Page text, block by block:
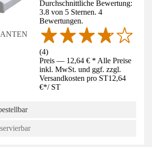
Durchschnittliche Bewertung:
3.8 von 5 Sternen. 4
Bewertungen.
(4)
Preis — 12,64 € * Alle Preise
inkl. MwSt. und ggf. zzgl.
Versandkosten pro ST12,64
€*/ ST